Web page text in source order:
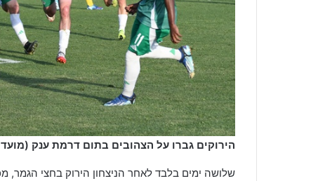
הירוקים גברו על הצהובים בתום דרמת ענק
שלושה ימים בלבד לאחר הניצחון הירוק בחצי הגמר,